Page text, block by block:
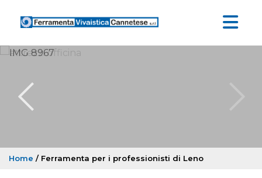
Home / Ferramenta per i professionisti di Leno